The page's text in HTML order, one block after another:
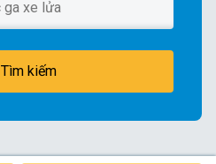
Tìm kiếm